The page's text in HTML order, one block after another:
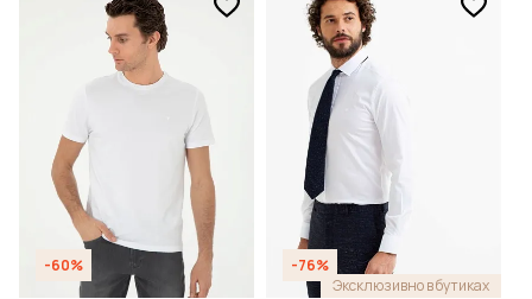
-60%
-76%
Эксклюзивно в бутиках